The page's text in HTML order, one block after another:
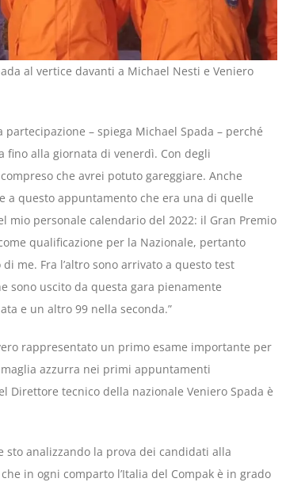
al vertice davanti a Michael Nesti e Veniero
– spiega Michael Spada – perché
fino alla giornata di venerdì. Con degli
che avrei potuto gareggiare. Anche
a questo appuntamento che era una di quelle
mio personale calendario del 2022: il Gran Premio
qualificazione per la Nazionale, pertanto
me. Fra l’altro sono arrivato a questo test
sono uscito da questa gara pienamente
e un altro 99 nella seconda.”
rappresentato un primo esame importante per
azzurra nei primi appuntamenti
Direttore tecnico della nazionale Veniero Spada è
sto analizzando la prova dei candidati alla
in ogni comparto l’Italia del Compak è in grado